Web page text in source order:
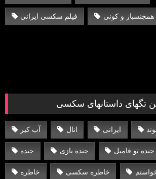
فیلم سکسی ایرانی و کونی
تگهای داستانهای سکسی
آب کیر انال ایرانی
جنده جنده بازی جنده تو فامیل
خاطره خاطره سکسی